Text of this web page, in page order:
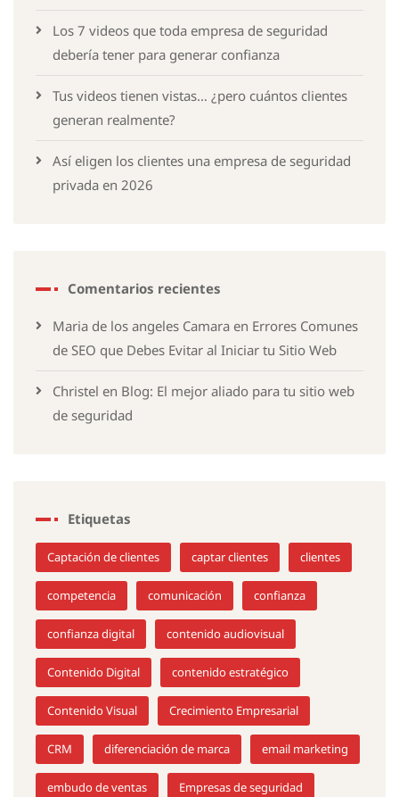
Los 7 videos que toda empresa de seguridad
debería tener para generar confianza
Tus videos tienen vistas… ¿pero cuántos clientes
generan realmente?
Así eligen los clientes una empresa de seguridad
privada en 2026
Comentarios recientes
Maria de los angeles Camara en Errores Comunes
de SEO que Debes Evitar al Iniciar tu Sitio Web
Christel en Blog: El mejor aliado para tu sitio web
de seguridad
Etiquetas
Captación de clientes captar clientes clientes
competencia comunicación confianza
confianza digital contenido audiovisual
Contenido Digital contenido estratégico
Contenido Visual Crecimiento Empresarial
CRM diferenciación de marca email marketing
embudo de ventas Empresas de seguridad